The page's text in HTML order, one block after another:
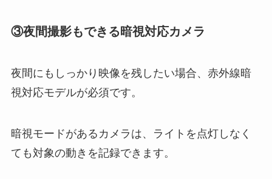
③夜間撮影もできる暗視対応カメラ
夜間にもしっかり映像を残したい場合、赤外線暗
視対応モデルが必須です。
暗視モードがあるカメラは、ライトを点灯しなく
ても対象の動きを記録できます。